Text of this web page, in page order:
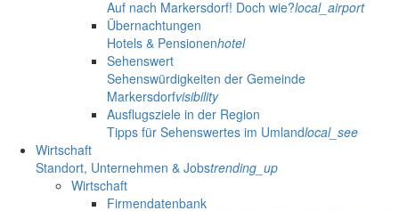
Auf nach Markersdorf! Doch wie?local_airport
Übernachtungen
Hotels & Pensionenhotel
Sehenswert
Sehenswürdigkeiten der Gemeinde
Markersdorfvisibility
Ausflugsziele in der Region
Tipps für Sehenswertes im Umlandlocal_see
Wirtschaft
Standort, Unternehmen & Jobstrending_up
Wirtschaft
Firmendatenbank